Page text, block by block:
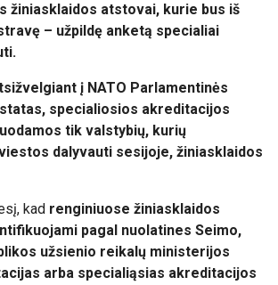
žiniasklaidos atstovai, kurie bus iš
– užpildę anketą specialiai
į NATO Parlamentinės
specialiosios akreditacijos
tik valstybių, kurių
dalyvauti sesijoje, žiniasklaidos
kad renginiuose žiniasklaidos
pagal nuolatines Seimo,
užsienio reikalų ministerijos
arba specialiąsias akreditacijos